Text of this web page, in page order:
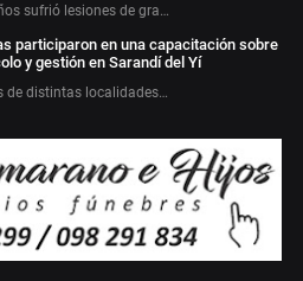
sufrió lesiones de gra…
participaron en una capacitación sobre
y gestión en Sarandí del Yí
de distintas localidades…